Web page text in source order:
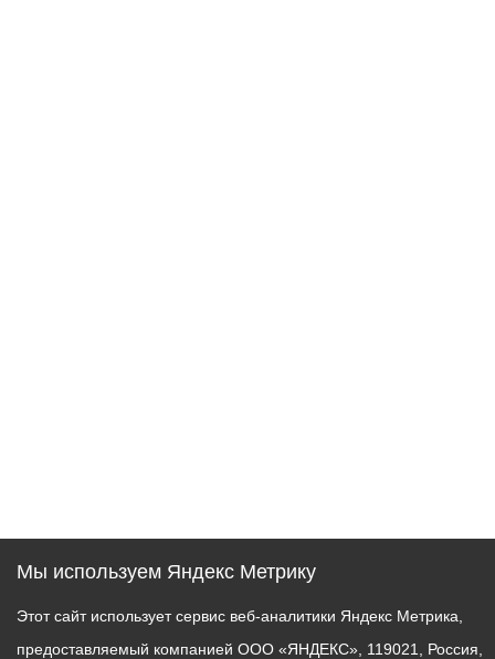
Мы используем Яндекс Метрику
Этот сайт использует сервис веб-аналитики Яндекс Метрика,
предоставляемый компанией ООО «ЯНДЕКС», 119021, Россия,